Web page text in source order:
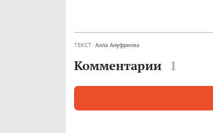
ТЕКСТ: Алла Ануфриева
Комментарии 1